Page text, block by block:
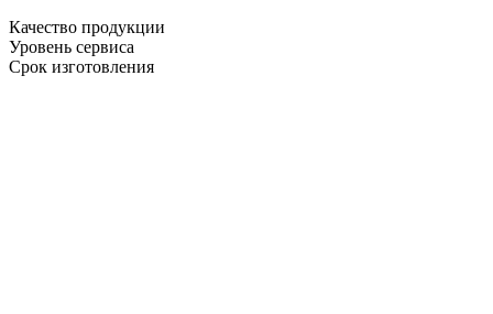
Качество продукции
Уровень сервиса
Срок изготовления